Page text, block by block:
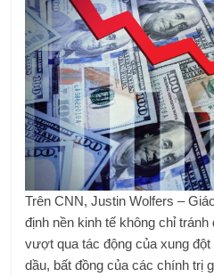
Trên CNN, Justin Wolfers –
định nền kinh tế không chỉ
vượt qua tác động của xung
dầu, bất đồng của các chính trị